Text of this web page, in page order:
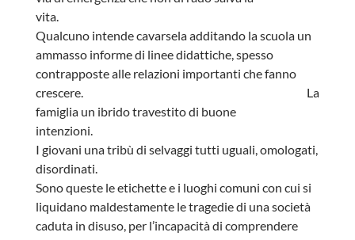
vita.
Qualcuno intende cavarsela additando la scuola un
ammasso informe di linee didattiche, spesso
contrapposte alle relazioni importanti che fanno
crescere. La
famiglia un ibrido travestito di buone
intenzioni.
I giovani una tribù di selvaggi tutti uguali, omologati,
disordinati.
Sono queste le etichette e i luoghi comuni con cui si
liquidano maldestamente le tragedie di una società
caduta in disuso, per l’incapacità di comprendere